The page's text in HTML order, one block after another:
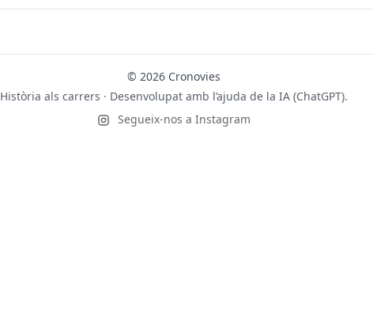
© 2026 Cronovies
Història als carrers · Desenvolupat amb l’ajuda de la IA (ChatGPT).
Segueix-nos a Instagram